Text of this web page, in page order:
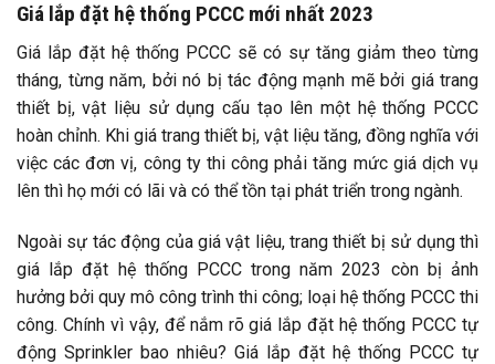
Giá lắp đặt hệ thống PCCC mới nhất 2023
Giá lắp đặt hệ thống PCCC sẽ có sự tăng giảm theo từng
tháng, từng năm, bởi nó bị tác động mạnh mẽ bởi giá trang
thiết bị, vật liệu sử dụng cấu tạo lên một hệ thống PCCC
hoàn chỉnh. Khi giá trang thiết bị, vật liệu tăng, đồng nghĩa với
việc các đơn vị, công ty thi công phải tăng mức giá dịch vụ
lên thì họ mới có lãi và có thể tồn tại phát triển trong ngành.
Ngoài sự tác động của giá vật liệu, trang thiết bị sử dụng thì
giá lắp đặt hệ thống PCCC trong năm 2023 còn bị ảnh
hưởng bởi quy mô công trình thi công; loại hệ thống PCCC thi
công. Chính vì vậy, để nắm rõ giá lắp đặt hệ thống PCCC tự
động Sprinkler bao nhiêu? Giá lắp đặt hệ thống PCCC tự